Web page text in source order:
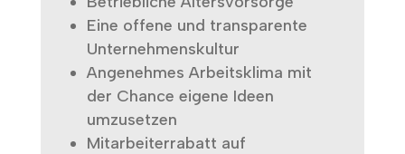
Eine offene und transparente
Unternehmenskultur
Angenehmes Arbeitsklima mit
der Chance eigene Ideen
umzusetzen
Mitarbeiterrabatt auf